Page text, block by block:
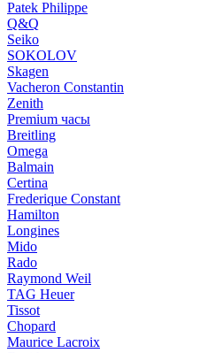
Patek Philippe
Q&Q
Seiko
SOKOLOV
Skagen
Vacheron Constantin
Zenith
Premium часы
Breitling
Omega
Balmain
Certina
Frederique Constant
Hamilton
Longines
Mido
Rado
Raymond Weil
TAG Heuer
Tissot
Chopard
Maurice Lacroix